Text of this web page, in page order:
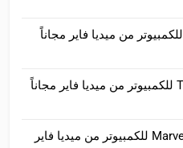
تحميل لعبة Cities: Skylines للكمبيوتر من ميديا فاير مجاناً
تحميل لعبة Thief Simulator 2 للكمبيوتر من ميديا فاير مجاناً
تحميل لعبة Marvel’s Spider Man 2 للكمبيوتر من ميديا فاير